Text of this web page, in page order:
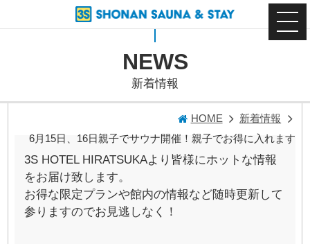
NEWS
新着情報
HOME
新着情報
6月15日、16日親子でサウナ開催！親子でお得に入れます
3S HOTEL HIRATSUKAより皆様にホットな情報
をお届け致します。
お得な限定プランや館内の情報など随時更新して
参りますのでお見逃しなく！